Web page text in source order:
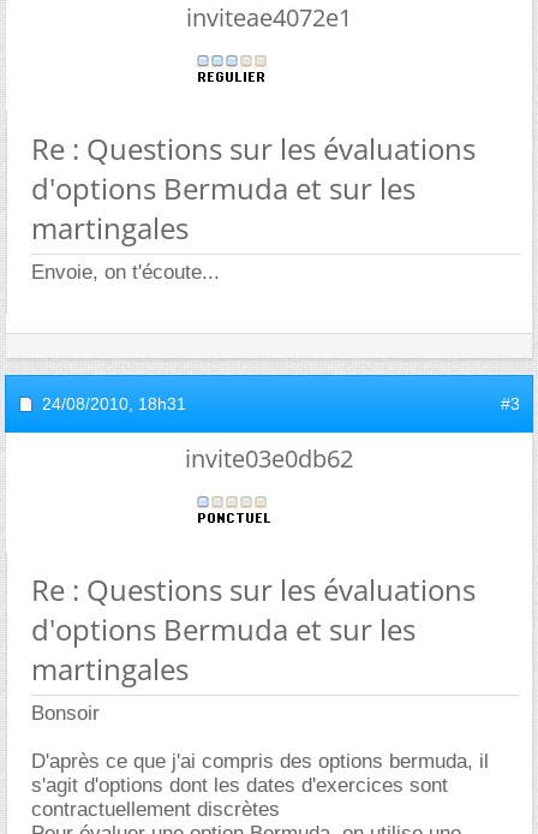
inviteae4072e1
Re : Questions sur les évaluations
d'options Bermuda et sur les
martingales
Envoie, on t'écoute...
24/08/2010, 18h31 #3
invite03e0db62
Re : Questions sur les évaluations
d'options Bermuda et sur les
martingales
Bonsoir
D'après ce que j'ai compris des options bermuda, il
s'agit d'options dont les dates d'exercices sont
contractuellement discrètes